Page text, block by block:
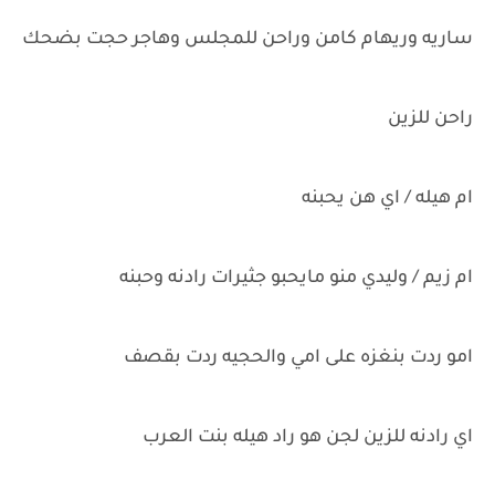
ساريه وريهام كامن وراحن للمجلس وهاجر حجت بضحك
راحن للزين
ام هيله / اي هن يحبنه
ام زيم / وليدي منو مايحبو جثيرات رادنه وحبنه
امو ردت بنغزه على امي والحجيه ردت بقصف
اي رادنه للزين لجن هو راد هيله بنت العرب